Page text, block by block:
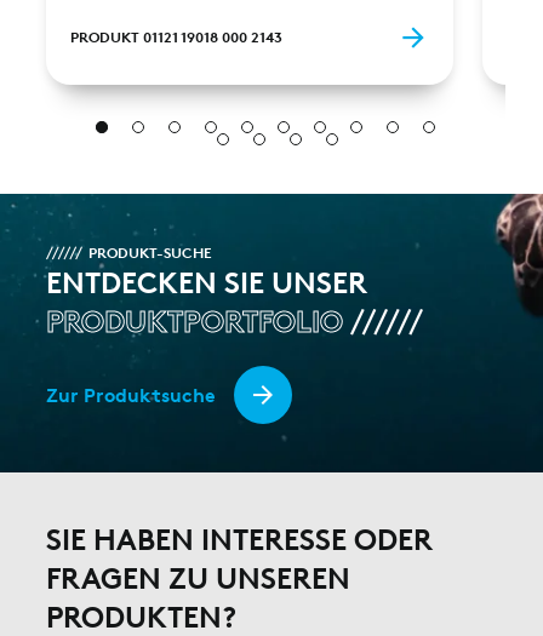
PRODUKT 01121 19018 000 2143
PRODUKT-SUCHE
ENTDECKEN SIE UNSER
PRODUKTPORTFOLIO
Zur Produktsuche
SIE HABEN INTERESSE ODER
FRAGEN ZU UNSEREN
PRODUKTEN?